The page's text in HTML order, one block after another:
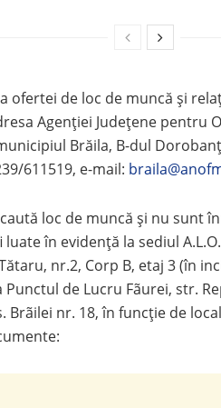
ofertei de loc de muncă şi
Agenţiei Judeţene pentru
Brăila, B-dul
611519, e-mail:
loc de muncă şi nu sunt
în evidență la sediul
nr.2, Corp B, etaj 3 (în
Punctul de Lucru Fãurei, str.
Brãilei nr. 18, în funcție de